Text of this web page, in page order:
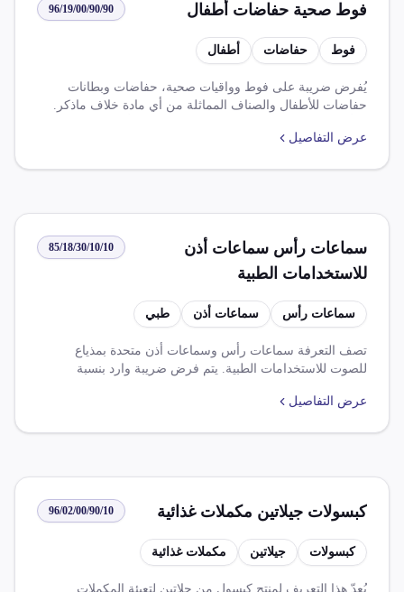
فوط صحية حفاضات أطفال 96/19/00/90/90
فوط حفاضات أطفال
يُفرض ضريبة على فوط وواقيات صحية، حفاضات وبطانات
حفاضات للأطفال والصناف المماثلة من أي مادة خلاف ماذكر.
الصناف بموجب اتفاقيات مع دول مختلفة.
عرض التفاصيل
سماعات رأس سماعات أذن
للاستخدامات الطبية
85/18/30/10/10
سماعات رأس سماعات أذن طبي
تصف التعرفة سماعات رأس وسماعات أذن متحدة بمذياع
للصوت للاستخدامات الطبية. يتم فرض ضريبة وارد بنسبة
القواعد والموافقات الخاصة لاستيرادها.
عرض التفاصيل
كبسولات جيلاتين مكملات غذائية 96/02/00/90/10
كبسولات جيلاتين مكملات غذائية
يُعدّ هذا التعريف لمنتج كبسول من جلاتين لتعبئة المكملات